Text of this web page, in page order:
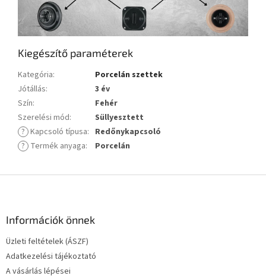
Kiegészítő paraméterek
Kategória:
Porcelán szettek
Jótállás:
3 év
Szín:
Fehér
Szerelési mód:
Süllyesztett
? Kapcsoló típusa: Redőnykapcsoló
? Termék anyaga: Porcelán
Információk önnek
Üzleti feltételek (ÁSZF)
Adatkezelési tájékoztató
A vásárlás lépései